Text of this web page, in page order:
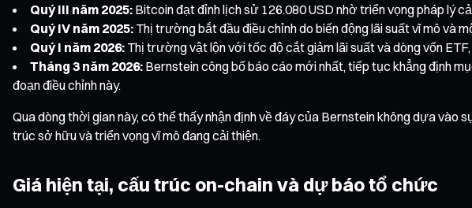
Quý III năm 2025: Bitcoin đạt đỉnh lịch sử 126.080 USD nhờ triển vọng pháp lý
Quý IV năm 2025: Thị trường bắt đầu điều chỉnh do biến động lãi suất vĩ mô và
Quý I năm 2026: Thị trường vật lộn với tốc độ cắt giảm lãi suất và dòng vốn
Tháng 3 năm 2026: Bernstein công bố báo cáo mới nhất, tiếp tục khẳng định
đoạn điều chỉnh này.
Qua dòng thời gian này, có thể thấy nhận định về đáy của Bernstein không dựa vào
trúc sở hữu và triển vọng vĩ mô đang cải thiện.
Giá hiện tại, cấu trúc on-chain và dự báo tổ chức